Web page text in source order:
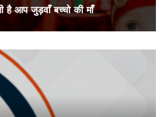
है आप जुड़वाँ बच्चो की माँ